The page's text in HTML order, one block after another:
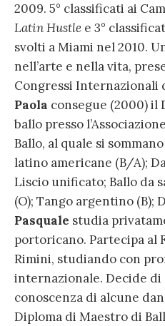
2009. 5° classificati ai
Latin Hustle e 3°
svolti a Miami nel 2010.
nell’arte e nella vita,
Congressi Internazionali
Paola consegue (2000) il
ballo presso
Ballo, al quale si
latino americane (B/A);
Liscio unificato; Ballo da
(O); Tango argentino (B);
Pasquale studia
portoricano. Partecipa al
Rimini, studiando con
internazionale. Decide
conoscenza di alcune
Diploma di Maestro di